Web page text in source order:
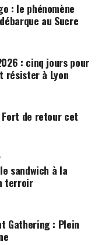
: le phénomène
au Sucre
: cinq jours pour
résister à Lyon
Fort de retour cet
sandwich à la
terroir
Gathering : Plein